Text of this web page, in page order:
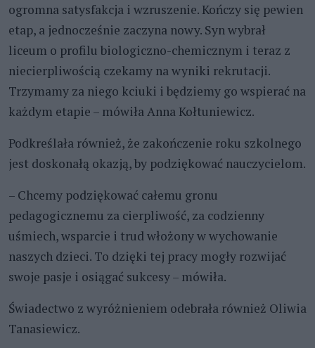
ogromna satysfakcja i wzruszenie. Kończy się pewien
etap, a jednocześnie zaczyna nowy. Syn wybrał
liceum o profilu biologiczno-chemicznym i teraz z
niecierpliwością czekamy na wyniki rekrutacji.
Trzymamy za niego kciuki i będziemy go wspierać na
każdym etapie – mówiła Anna Kołtuniewicz.
Podkreślała również, że zakończenie roku szkolnego
jest doskonałą okazją, by podziękować nauczycielom.
– Chcemy podziękować całemu gronu
pedagogicznemu za cierpliwość, za codzienny
uśmiech, wsparcie i trud włożony w wychowanie
naszych dzieci. To dzięki tej pracy mogły rozwijać
swoje pasje i osiągać sukcesy – mówiła.
Świadectwo z wyróżnieniem odebrała również Oliwia
Tanasiewicz.